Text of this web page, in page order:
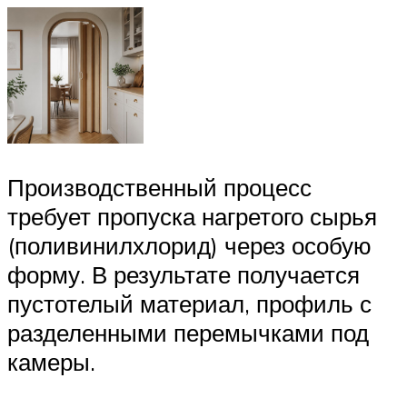
Производственный процесс
требует пропуска нагретого сырья
(поливинилхлорид) через особую
форму. В результате получается
пустотелый материал, профиль с
разделенными перемычками под
камеры.